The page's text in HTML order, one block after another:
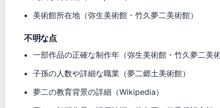
美術館所在地（弥生美術館・竹久夢二美術館）
不明な点
一部作品の正確な制作年（弥生美術館・竹久夢二美
子孫の人数や詳細な職業（夢二郷土美術館）
夢二の教育背景の詳細（Wikipedia）